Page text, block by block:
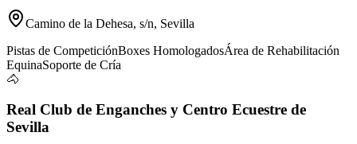
Camino de la Dehesa, s/n, Sevilla
Pistas de CompeticiónBoxes HomologadosÁrea de Rehabilitación
EquinaSoporte de Cría
🐴
Real Club de Enganches y Centro Ecuestre de
Sevilla